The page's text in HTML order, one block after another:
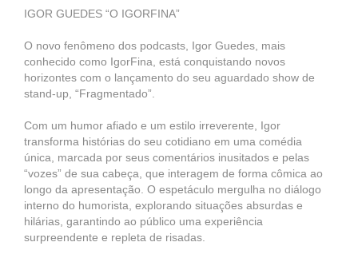
IGOR GUEDES “O IGORFINA”
O novo fenômeno dos podcasts, Igor Guedes, mais
conhecido como IgorFina, está conquistando novos
horizontes com o lançamento do seu aguardado show de
stand-up, “Fragmentado”.
Com um humor afiado e um estilo irreverente, Igor
transforma histórias do seu cotidiano em uma comédia
única, marcada por seus comentários inusitados e pelas
“vozes” de sua cabeça, que interagem de forma cômica ao
longo da apresentação. O espetáculo mergulha no diálogo
interno do humorista, explorando situações absurdas e
hilárias, garantindo ao público uma experiência
surpreendente e repleta de risadas.